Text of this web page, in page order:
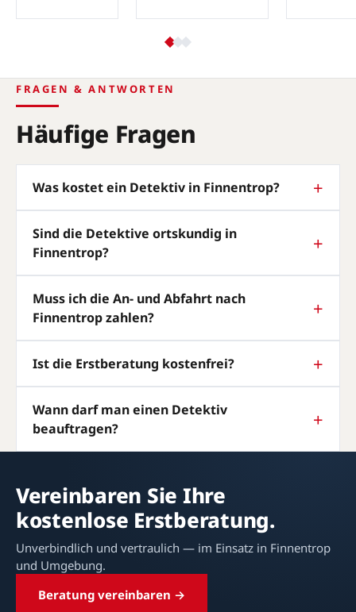
FRAGEN & ANTWORTEN
Häufige Fragen
Was kostet ein Detektiv in Finnentrop?
Sind die Detektive ortskundig in
Finnentrop?
Muss ich die An- und Abfahrt nach
Finnentrop zahlen?
Ist die Erstberatung kostenfrei?
Wann darf man einen Detektiv
beauftragen?
Vereinbaren Sie Ihre
kostenlose Erstberatung.
Unverbindlich und vertraulich — im Einsatz in Finnentrop
und Umgebung.
Beratung vereinbaren →